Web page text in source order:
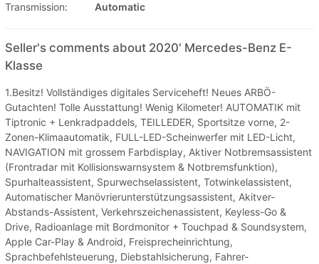
Transmission:
Automatic
Seller's comments about 2020' Mercedes-Benz E-
Klasse
1.Besitz! Vollständiges digitales Serviceheft! Neues ARBÖ-
Gutachten! Tolle Ausstattung! Wenig Kilometer! AUTOMATIK mit
Tiptronic + Lenkradpaddels, TEILLEDER, Sportsitze vorne, 2-
Zonen-Klimaautomatik, FULL-LED-Scheinwerfer mit LED-Licht,
NAVIGATION mit grossem Farbdisplay, Aktiver Notbremsassistent
(Frontradar mit Kollisionswarnsystem & Notbremsfunktion),
Spurhalteassistent, Spurwechselassistent, Totwinkelassistent,
Automatischer Manövrierunterstützungsassistent, Akitver-
Abstands-Assistent, Verkehrszeichenassistent, Keyless-Go &
Drive, Radioanlage mit Bordmonitor + Touchpad & Soundsystem,
Apple Car-Play & Android, Freisprecheinrichtung,
Sprachbefehlsteuerung, Diebstahlsicherung, Fahrer-